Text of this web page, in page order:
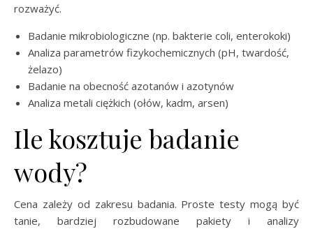
rozważyć.
Badanie mikrobiologiczne (np. bakterie coli, enterokoki)
Analiza parametrów fizykochemicznych (pH, twardość,
żelazo)
Badanie na obecność azotanów i azotynów
Analiza metali ciężkich (ołów, kadm, arsen)
Ile kosztuje badanie
wody?
Cena zależy od zakresu badania. Proste testy mogą być
tanie, bardziej rozbudowane pakiety i analizy